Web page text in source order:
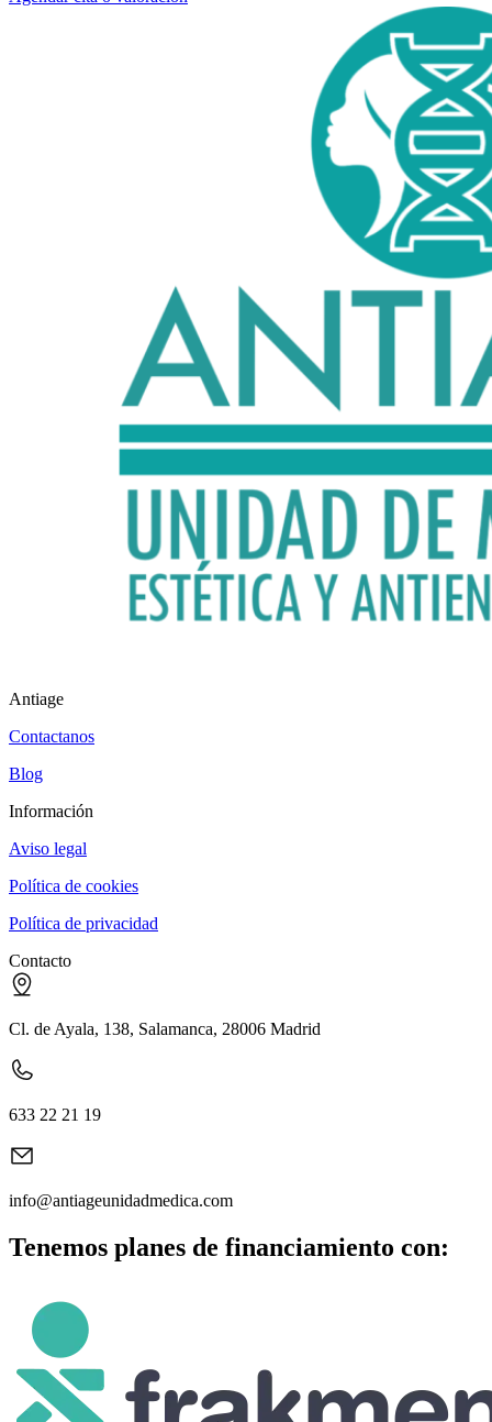
Antiage
Contactanos
Blog
Información
Aviso legal
Política de cookies
Política de privacidad
Contacto
Cl. de Ayala, 138, Salamanca, 28006 Madrid
633 22 21 19
info@antiageunidadmedica.com
Tenemos planes de financiamiento con: